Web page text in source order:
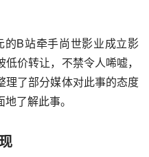
B站牵手尚世影业成立影
价转让，不禁令人唏嘘，
理了部分媒体对此事的态度
了解此事。